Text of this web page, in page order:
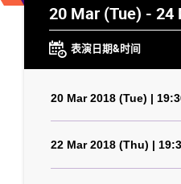
20 Mar (Tue) - 24
表演日期&时间
20 Mar 2018 (Tue) |
22 Mar 2018 (Thu) |